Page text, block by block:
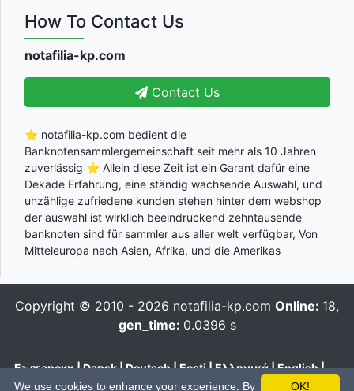
How To Contact Us
notafilia-kp.com
Contact Us
⭐ notafilia-kp.com bedient die
Banknotensammlergemeinschaft seit mehr als 10 Jahren
zuverlässig ⭐ Allein diese Zeit ist ein Garant dafür eine
Dekade Erfahrung, eine ständig wachsende Auswahl, und
unzählige zufriedene kunden stehen hinter dem webshop
der auswahl ist wirklich beeindruckend zehntausende
banknoten sind für sammler aus aller welt verfügbar, Von
Mitteleuropa nach Asien, Afrika, und die Amerikas
Copyright © 2010 - 2026 notafilia-kp.com Online: 18,
gen_time: 0.0396 s
Български|Dansk|Deutsch|Eesti|Ελληνικά|English|
Español|Français|Hrvatski|Italiano|Latviešu Lietuvių
OK!
We use cookies to enhance your experience. By